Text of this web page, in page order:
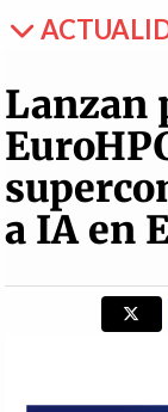
Lanzan
a IA en